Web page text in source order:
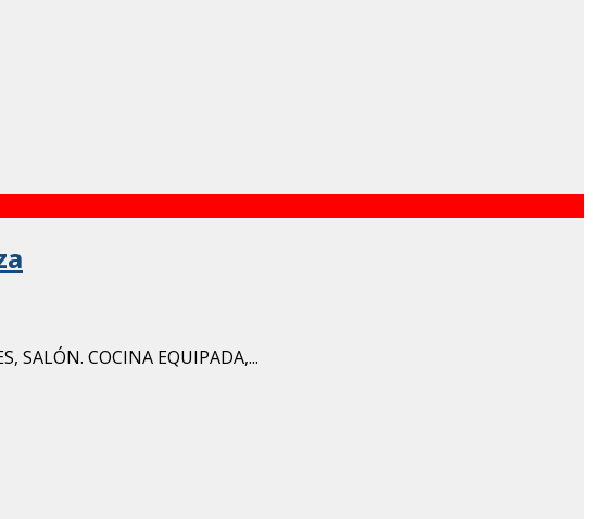
SALÓN. COCINA EQUIPADA,...